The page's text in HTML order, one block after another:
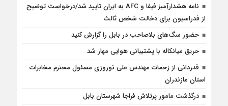
نامه هشدارآمیز فیفا و AFC به ایران تایید شد/درخواست توضیح
از فدراسیون برای دخالت شخص ثالث
حضور سگ‌های بلاصاحب در بابل را ‌گزارش کنید
حریق میانکاله با پشتیبانی هوایی مهار شد
قدردانی از زحمات مهندس علی نوروزی مسئول محترم مخابرات
استان مازندران
درگذشت مامور پرتلاش فراجا شهرستان بابل